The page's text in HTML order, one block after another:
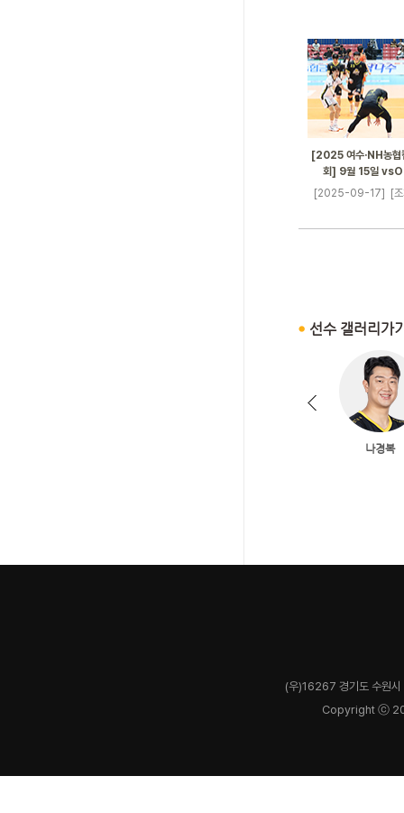
[2025 여수·NH농협
회] 9월 15일
[2025-09-17]
[
(우)16267 경기도 수원
Copyright ⓒ